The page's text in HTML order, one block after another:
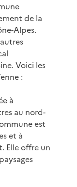
de la
Alpes.
Voici les
:
à
au nord-
est
et à
Elle offre un